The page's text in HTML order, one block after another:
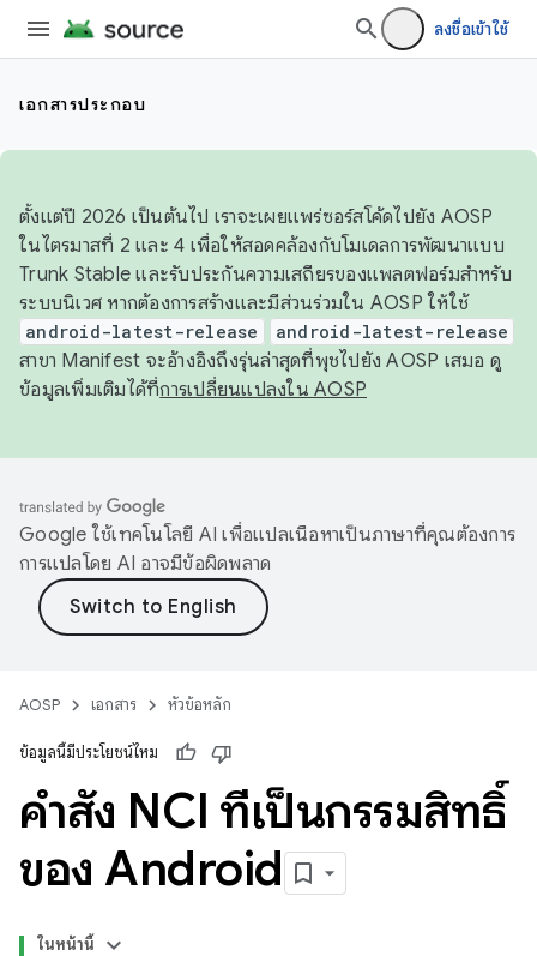
ลงชื่อเข้าใช้
เอกสารประกอบ
ตั้งแต่ปี 2026 เป็นต้นไป เราจะเผยแพร่ซอร์สโค้ดไปยัง AOSP
ในไตรมาสที่ 2 และ 4 เพื่อให้สอดคล้องกับโมเดลการพัฒนาแบบ
Trunk Stable และรับประกันความเสถียรของแพลตฟอร์มสำหรับ
ระบบนิเวศ หากต้องการสร้างและมีส่วนร่วมใน AOSP ให้ใช้
android-latest-release android-latest-release
สาขา Manifest จะอ้างอิงถึงรุ่นล่าสุดที่พุชไปยัง AOSP เสมอ ดู
ข้อมูลเพิ่มเติมได้ที่การเปลี่ยนแปลงใน AOSP
Google ใช้เทคโนโลยี AI เพื่อแปลเนื้อหาเป็นภาษาที่คุณต้องการ
การแปลโดย AI อาจมีข้อผิดพลาด
AOSP เอกสาร หัวข้อหลัก
ข้อมูลนี้มีประโยชน์ไหม
คำสั่ง NCI ที่เป็นกรรมสิทธิ์
ของ Android
ในหน้านี้